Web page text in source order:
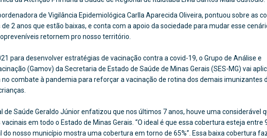
de Vigilância Epidemiológica Carlla Aparecida Oliveira, pontuou sobre as
2 anos que estão baixas, e conta com a apoio da sociedade para mudar esse
retornem pro nosso território.
para desenvolver estratégias de vacinação contra a covid-19, o Grupo de Análise e
(Gamov) da Secretaria de Estado de Saúde de Minas Gerais (SES-MG) vai
combate à pandemia para reforçar a vacinação de rotina dos demais imunizantes
de Saúde Geraldo Júnior enfatizou que nos últimos 7 anos, houve uma considerável
em todo o Estado de Minas Gerais. “O ideal é que essa cobertura esteja entre
do nosso município mostra uma cobertura em torno de 65%”. Essa baixa cobertura